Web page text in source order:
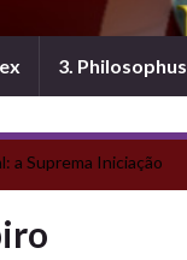
3. Philosophus
a Suprema Iniciação